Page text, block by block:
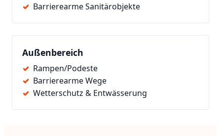
Barrierearme Sanitärobjekte
Außenbereich
Rampen/Podeste
Barrierearme Wege
Wetterschutz & Entwässerung